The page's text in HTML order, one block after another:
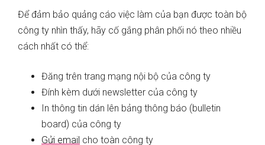
Để đảm bảo quảng cáo việc làm của bạn được toàn bộ
công ty nhìn thấy, hãy cố gắng phân phối nó theo nhiều
cách nhất có thể:
Đăng trên trang mạng nội bộ của công ty
Đính kèm dưới newsletter của công ty
In thông tin dán lên bảng thông báo (bulletin
board) của công ty
Gửi email cho toàn công ty